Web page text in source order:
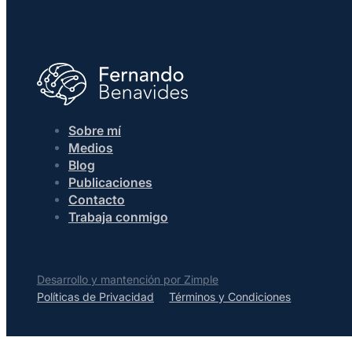
Sobre mí
Medios
Blog
Publicaciones
Contacto
Trabaja conmigo
Desarrollo y mantención por Zimple
Políticas de Privacidad
Términos y Condiciones